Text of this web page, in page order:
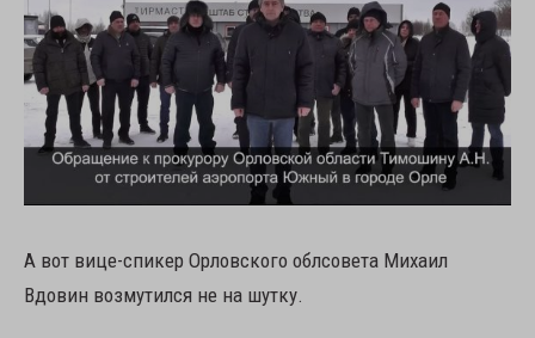
А вот вице-спикер Орловского облсовета Михаил
Вдовин возмутился не на шутку.